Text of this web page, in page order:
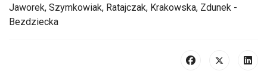
Jaworek, Szymkowiak, Ratajczak, Krakowska, Zdunek -
Bezdziecka